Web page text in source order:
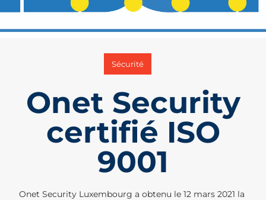
Sécurité
Onet Security
certifié ISO
9001
Onet Security Luxembourg a obtenu le 12 mars 2021 la